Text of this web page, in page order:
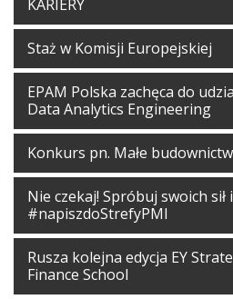
KARIERY
Staż w Komisji Europejskiej
EPAM Polska zachęca do
Data Analytics Engineering
Konkurs pn. Małe
Nie czekaj! Spróbuj swoich sił i
#napiszdoStrefyPMI
Rusza kolejna edycja EY
Finance School